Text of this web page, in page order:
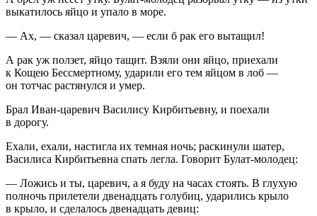
выкатилось яйцо и упало в море.
— Ах, — сказал царевич, — если б рак его вытащил!
А рак уж ползет, яйцо тащит. Взяли они яйцо, приехали
к Кощею Бессмертному, ударили его тем яйцом в лоб —
он тотчас растянулся и умер.
Брал Иван-царевич Василису Кирбитьевну, и поехали
в дорогу.
Ехали, ехали, настигла их темная ночь; раскинули шатер,
Василиса Кирбитьевна спать легла. Говорит Булат-молодец:
— Ложись и ты, царевич, а я буду на часах стоять. В глухую
полночь прилетели двенадцать голубиц, ударились крыло
в крыло, и сделалось двенадцать девиц: